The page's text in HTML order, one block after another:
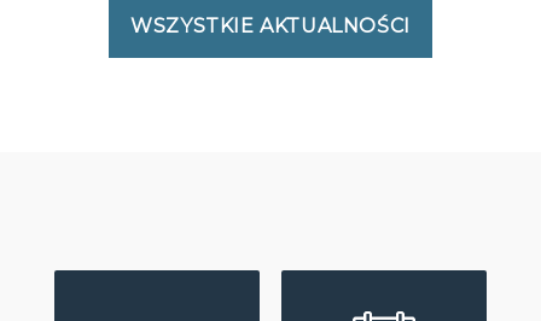
WSZYSTKIE AKTUALNOŚCI